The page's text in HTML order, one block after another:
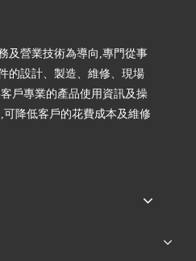
及營業技術為導向,專門從事
的設計、製造、維修、現場
戶專業的產品使用資訊及操
降低客戶的花費成本及維修